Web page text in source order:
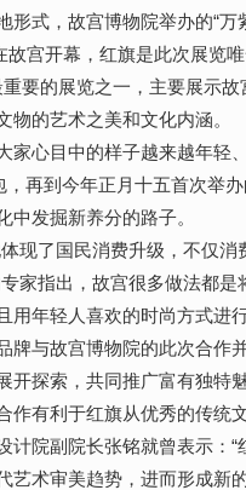
式，故宫博物院举办的“
故宫开幕，红旗是此次展览
要的展览之一，主要展示
的艺术之美和文化内涵。
心目中的样子越来越年轻
，再到今年正月十五首次举
中发掘新养分的路子。
了国民消费升级，不仅消
家指出，故宫很多做法都
用年轻人喜欢的时尚方式进
与故宫博物院的此次合作并
开探索，共同推广富有独特
有利于红旗从优秀的传统
计院副院长张铭就曾表示：
艺术审美趋势，进而形成新